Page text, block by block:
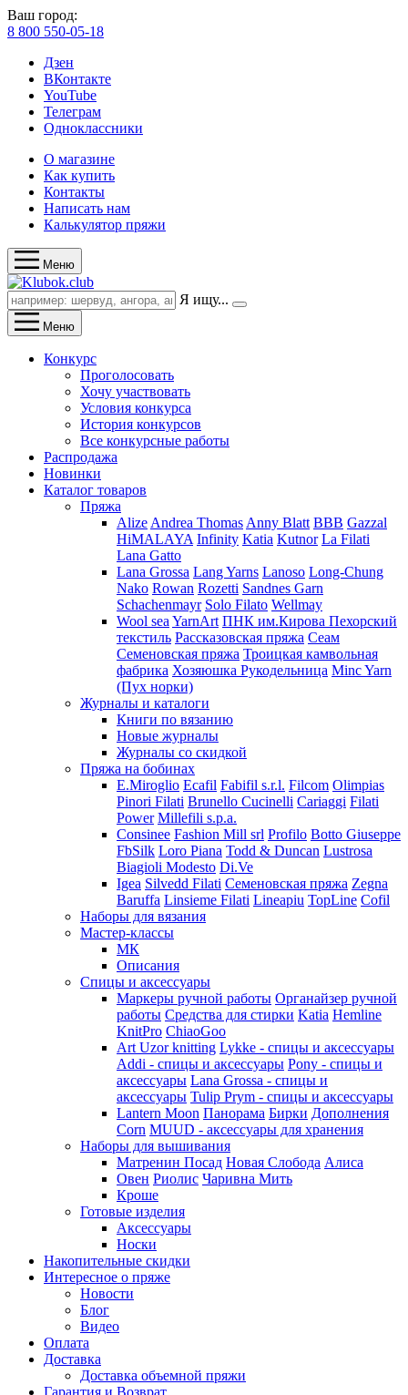
Ваш город:
8 800 550-05-18
Дзен
ВКонтакте
YouTube
Телеграм
Одноклассники
О магазине
Как купить
Контакты
Написать нам
Калькулятор пряжи
Меню
Я ищу...
Меню
Конкурс
Проголосовать
Хочу участвовать
Условия конкурса
История конкурсов
Все конкурсные работы
Распродажа
Новинки
Каталог товаров
Пряжа
Alize Andrea Thomas Anny Blatt BBB Gazzal
HiMALAYA Infinity Katia Kutnor La Filati
Lana Gatto
Lana Grossa Lang Yarns Lanoso Long-Chung
Nako Rowan Rozetti Sandnes Garn
Schachenmayr Solo Filato Wellmay
Wool sea YarnArt ПНК им.Кирова Пехорский
текстиль Рассказовская пряжа Сеам
Семеновская пряжа Троицкая камвольная
фабрика Хозяюшка Рукодельница Minc Yarn
(Пух норки)
Журналы и каталоги
Книги по вязанию
Новые журналы
Журналы со скидкой
Пряжа на бобинах
E.Miroglio Ecafil Fabifil s.r.l. Filcom Olimpias
Pinori Filati Brunello Cucinelli Cariaggi Filati
Power Millefili s.p.a.
Consinee Fashion Mill srl Profilo Botto Giuseppe
FbSilk Loro Piana Todd & Duncan Lustrosa
Biagioli Modesto Di.Ve
Igea Silvedd Filati Семеновская пряжа Zegna
Baruffa Linsieme Filati Lineapiu TopLine Cofil
Наборы для вязания
Мастер-классы
МК
Описания
Спицы и аксессуары
Маркеры ручной работы Органайзер ручной
работы Средства для стирки Katia Hemline
KnitPro ChiaoGoo
Art Uzor knitting Lykke - спицы и аксессуары
Addi - спицы и аксессуары Pony - спицы и
аксессуары Lana Grossa - спицы и
аксессуары Tulip Prym - спицы и аксессуары
Lantern Moon Панорама Бирки Дополнения
Corn MUUD - аксессуары для хранения
Наборы для вышивания
Матренин Посад Новая Слобода Алиса
Овен Риолис Чаривна Мить
Кроше
Готовые изделия
Аксессуары
Носки
Накопительные скидки
Интересное о пряже
Новости
Блог
Видео
Оплата
Доставка
Доставка объемной пряжи
Гарантия и Возврат